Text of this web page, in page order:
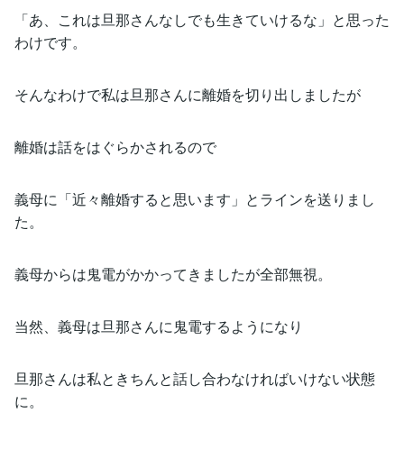
「あ、これは旦那さんなしでも生きていけるな」と思った
わけです。
そんなわけで私は旦那さんに離婚を切り出しましたが
離婚は話をはぐらかされるので
義母に「近々離婚すると思います」とラインを送りまし
た。
義母からは鬼電がかかってきましたが全部無視。
当然、義母は旦那さんに鬼電するようになり
旦那さんは私ときちんと話し合わなければいけない状態
に。